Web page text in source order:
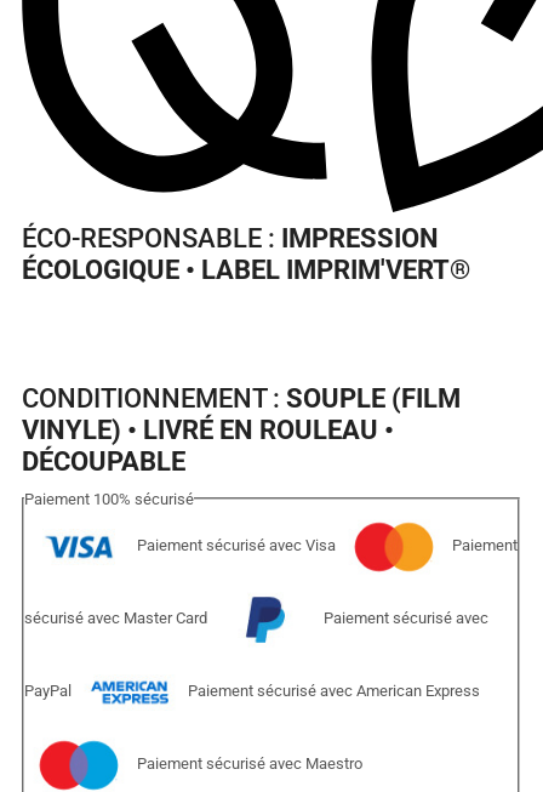
ÉCO-RESPONSABLE : IMPRESSION
ÉCOLOGIQUE • LABEL IMPRIM'VERT®
CONDITIONNEMENT : SOUPLE (FILM
VINYLE) • LIVRÉ EN ROULEAU •
DÉCOUPABLE
Paiement 100% sécurisé
Paiement sécurisé avec Visa Paiement
sécurisé avec Master Card Paiement sécurisé avec
PayPal Paiement sécurisé avec American Express
Paiement sécurisé avec Maestro